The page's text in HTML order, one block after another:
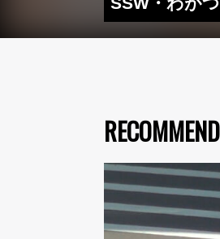
RECOMMEND